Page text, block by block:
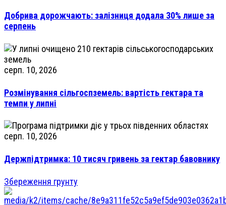
Добрива дорожчають: залізниця додала 30% лише за
серпень
серп. 10, 2026
Розмінування сільгоспземель: вартість гектара та
темпи у липні
серп. 10, 2026
Держпідтримка: 10 тисяч гривень за гектар бавовнику
Збереження грунту